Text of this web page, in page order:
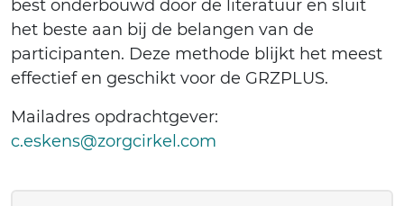
best onderbouwd door de literatuur en sluit
het beste aan bij de belangen van de
participanten. Deze methode blijkt het meest
effectief en geschikt voor de GRZPLUS.
Mailadres opdrachtgever:
c.eskens@zorgcirkel.com